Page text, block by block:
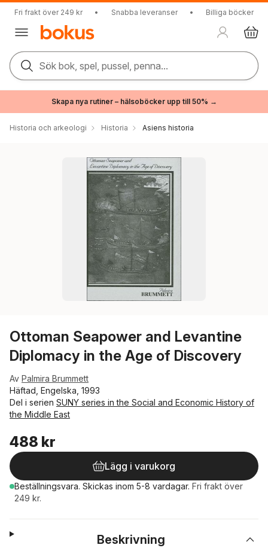
Fri frakt över 249 kr • Snabba leveranser • Billiga böcker
Sök bok, spel, pussel, penna...
Skapa nya rutiner – hälsoböcker upp till 50% →
Historia och arkeologi Historia Asiens historia
Ottoman Seapower and Levantine
Diplomacy in the Age of Discovery
Av Palmira Brummett
Häftad, Engelska, 1993
Del i serien SUNY series in the Social and Economic History of
the Middle East
488 kr
Lägg i varukorg
Beställningsvara. Skickas inom 5-8 vardagar. Fri frakt över
249 kr.
Beskrivning